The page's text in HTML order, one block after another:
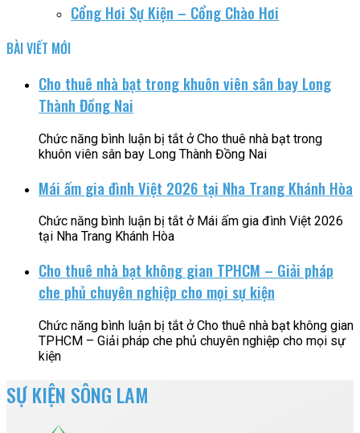
Cổng Hơi Sự Kiện – Cổng Chào Hơi
BÀI VIẾT MỚI
Cho thuê nhà bạt trong khuôn viên sân bay Long
Thành Đồng Nai
Chức năng bình luận bị tắt ở Cho thuê nhà bạt trong
khuôn viên sân bay Long Thành Đồng Nai
Mái ấm gia đình Việt 2026 tại Nha Trang Khánh Hòa
Chức năng bình luận bị tắt ở Mái ấm gia đình Việt 2026
tại Nha Trang Khánh Hòa
Cho thuê nhà bạt không gian TPHCM – Giải pháp
che phủ chuyên nghiệp cho mọi sự kiện
Chức năng bình luận bị tắt ở Cho thuê nhà bạt không gian
TPHCM – Giải pháp che phủ chuyên nghiệp cho mọi sự
kiện
SỰ KIỆN SÔNG LAM